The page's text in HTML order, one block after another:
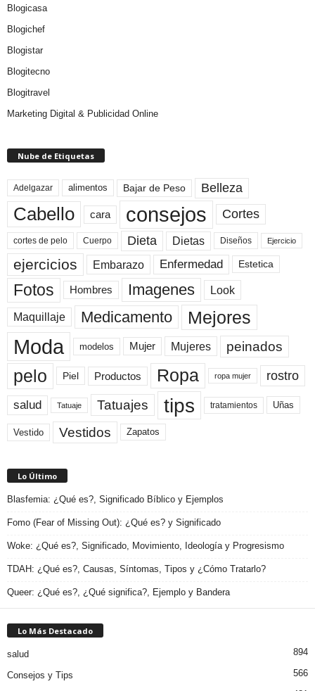
Blogicasa
Blogichef
Blogistar
Blogitecno
Blogitravel
Marketing Digital & Publicidad Online
Nube de Etiquetas
Adelgazar alimentos Bajar de Peso Belleza
Cabello cara consejos Cortes
cortes de pelo Cuerpo Dieta Dietas Diseños Ejercicio
ejercicios Embarazo Enfermedad Estetica
Fotos Hombres Imagenes Look
Maquillaje Medicamento Mejores
Moda modelos Mujer Mujeres peinados
pelo Piel Productos Ropa ropa mujer rostro
salud Tatuaje Tatuajes tips tratamientos Uñas
Vestido Vestidos Zapatos
Lo Último
Blasfemia: ¿Qué es?, Significado Bíblico y Ejemplos
Fomo (Fear of Missing Out): ¿Qué es? y Significado
Woke: ¿Qué es?, Significado, Movimiento, Ideología y Progresismo
TDAH: ¿Qué es?, Causas, Síntomas, Tipos y ¿Cómo Tratarlo?
Queer: ¿Qué es?, ¿Qué significa?, Ejemplo y Bandera
Lo Más Destacado
salud 894
Consejos y Tips
566